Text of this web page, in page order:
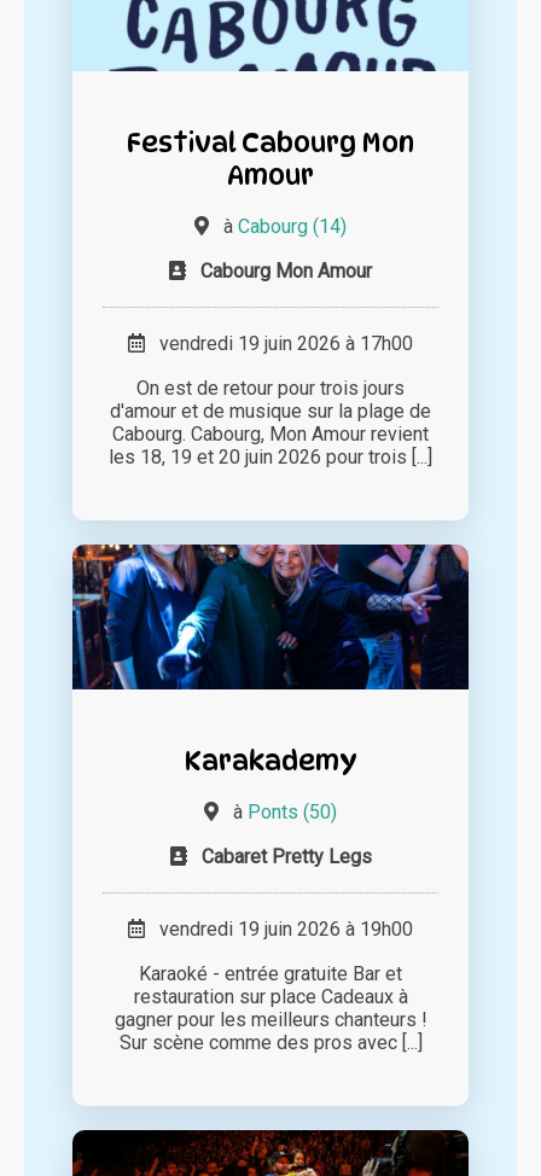
Festival Cabourg Mon
Amour
à Cabourg (14)
Cabourg Mon Amour
vendredi 19 juin 2026 à 17h00
On est de retour pour trois jours
d'amour et de musique sur la plage de
Cabourg. Cabourg, Mon Amour revient
les 18, 19 et 20 juin 2026 pour trois [...]
Karakademy
à Ponts (50)
Cabaret Pretty Legs
vendredi 19 juin 2026 à 19h00
Karaoké - entrée gratuite Bar et
restauration sur place Cadeaux à
gagner pour les meilleurs chanteurs !
Sur scène comme des pros avec [...]